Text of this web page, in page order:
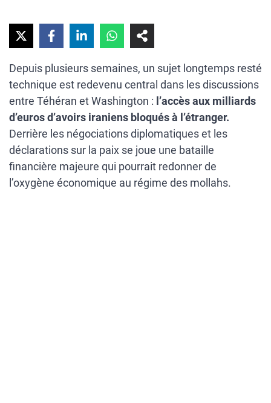
Depuis plusieurs semaines, un sujet longtemps resté
technique est redevenu central dans les discussions
entre Téhéran et Washington : l’accès aux milliards
d’euros d’avoirs iraniens bloqués à l’étranger.
Derrière les négociations diplomatiques et les
déclarations sur la paix se joue une bataille
financière majeure qui pourrait redonner de
l’oxygène économique au régime des mollahs.